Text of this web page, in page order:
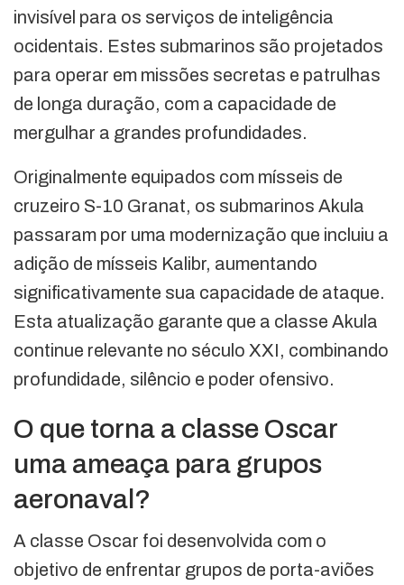
invisível para os serviços de inteligência
ocidentais. Estes submarinos são projetados
para operar em missões secretas e patrulhas
de longa duração, com a capacidade de
mergulhar a grandes profundidades.
Originalmente equipados com mísseis de
cruzeiro S-10 Granat, os submarinos Akula
passaram por uma modernização que incluiu a
adição de mísseis Kalibr, aumentando
significativamente sua capacidade de ataque.
Esta atualização garante que a classe Akula
continue relevante no século XXI, combinando
profundidade, silêncio e poder ofensivo.
O que torna a classe Oscar
uma ameaça para grupos
aeronaval?
A classe Oscar foi desenvolvida com o
objetivo de enfrentar grupos de porta-aviões